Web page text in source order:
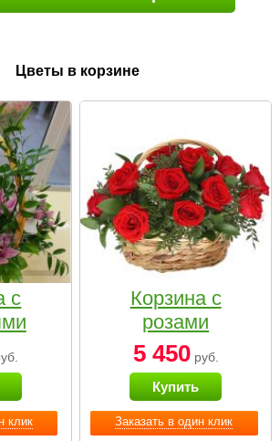
Цветы в корзине
клик
с
Заказать в один клик
Корзина с
розами
«Красный
Париж»
5 450руб.
Купить